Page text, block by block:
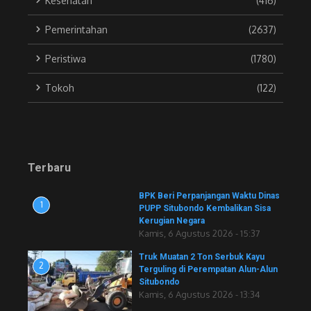
Pemerintahan (2637)
Peristiwa (1780)
Tokoh (122)
Terbaru
1
BPK Beri Perpanjangan Waktu Dinas
PUPP Situbondo Kembalikan Sisa
Kerugian Negara
Kamis, 6 Agustus 2026 - 15:37
2
Truk Muatan 2 Ton Serbuk Kayu
Terguling di Perempatan Alun-Alun
Situbondo
Kamis, 6 Agustus 2026 - 13:34